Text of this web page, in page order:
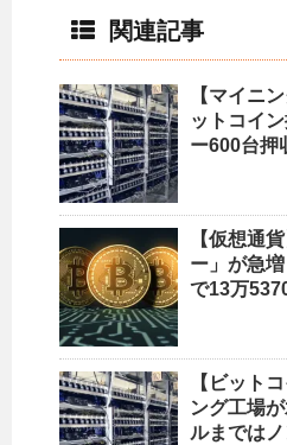
関連記事
【マイニ
ットコイ
ー600台押
【仮想通
ー」が急
で13万
【ビット
ング工場
ルまでは